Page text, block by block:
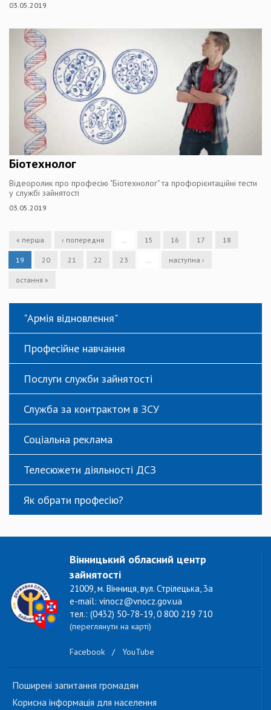
03.05.2019
Біотехнолог
Відеоролик про професію "Біотехнолог" та профорієнтаційні тести
у службі зайнятості
03.05.2019
« перша ‹ попередня … 15 16 17 18
19 20 21 22 23 … наступна ›
остання »
"Армія відновлення"
Професійне навчання
Послуги служби зайнятості
Служба за контрактом в ЗСУ
Соціальна реклама
Телесюжети діяльності ДСЗ
Як обрати професію?
Вінницький обласний центр
зайнятості
21009, м. Вінниця, вул. Стрілецька, 3а
e-mail: vinocz@vnocz.gov.ua
тел.: (0432) 50-78-19, 0 800 219 710
(переглянути на карті)
Facebook / YouTube
Поширені запитання громадян
Корисна інформація для населення